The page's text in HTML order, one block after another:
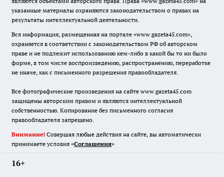
указанные материалы охраняются законодательством о правах на
результаты интеллектуальной деятельности.
Вся информация, размещенная на портале «www.gazeta45.com»,
охраняется в соответствии с законодательством РФ об авторском
праве и не подлежит использованию кем-либо в какой бы то ни было
форме, в том числе воспроизведению, распространению, переработке
не иначе, как с письменного разрешения правообладателя.
Все фотографические произведения на сайте www.gazeta45.com
защищены авторским правом и являются интеллектуальной
собственностью. Копирование без письменного согласия
правообладателя запрещено.
Внимание! Совершая любые действия на сайте, вы автоматически
принимаете условия «Cоглашения»
16+